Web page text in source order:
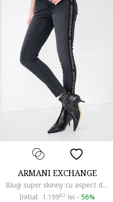
ARMANI EXCHANGE
Blugi super skinny cu aspect decolorat, Negru/Gri antracit/Argintiu
Initial: 1.19982 lei - 56%